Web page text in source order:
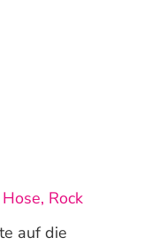
Rock
auf die